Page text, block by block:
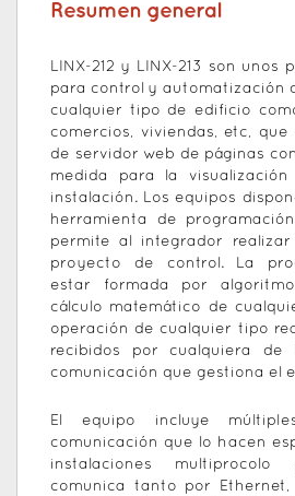
Resumen general
LINX-212 y LINX-213 son unos
para control y automatización
cualquier tipo de edificio
comercios, viviendas, etc, que
de servidor web de páginas
medida para la
instalación. Los equipos
herramienta de
permite al integrador
proyecto de control. La
estar formada por
cálculo matemático de
operación de cualquier tipo
recibidos por cualquiera de
comunicación que gestiona el
El equipo incluye
comunicación que lo hacen
instalaciones
comunica tanto por Ethernet,